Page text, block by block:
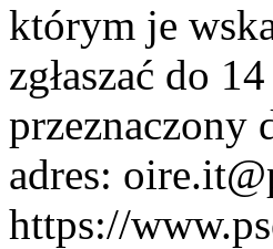
którym je
zgłaszać do
przeznaczony
adres:
https://